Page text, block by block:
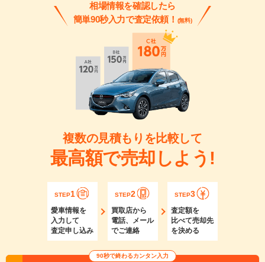
相場情報を確認したら
簡単90秒入力で査定依頼！ (無料)
複数の見積もりを比較して
最高額で売却しよう!
STEP1
愛車情報を
入力して
査定申し込み
STEP2
買取店から
電話、メール
でご連絡
STEP3
査定額を
比べて売却先
を決める
90秒で終わるカンタン入力